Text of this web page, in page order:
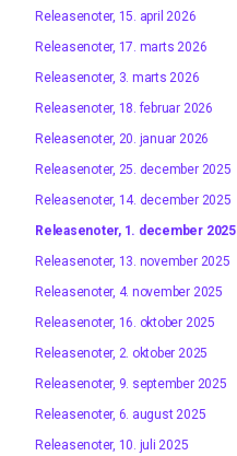
Releasenoter, 15. april 2026
Releasenoter, 17. marts 2026
Releasenoter, 3. marts 2026
Releasenoter, 18. februar 2026
Releasenoter, 20. januar 2026
Releasenoter, 25. december 2025
Releasenoter, 14. december 2025
Releasenoter, 1. december 2025
Releasenoter, 13. november 2025
Releasenoter, 4. november 2025
Releasenoter, 16. oktober 2025
Releasenoter, 2. oktober 2025
Releasenoter, 9. september 2025
Releasenoter, 6. august 2025
Releasenoter, 10. juli 2025